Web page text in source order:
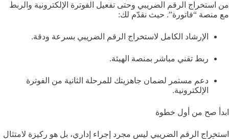
من استخراج الرقم الضريبي وحتى تفعيل الفوترة الإلكترونية والربط
مع منصة “فاتورة”. حيث نقدّم لك:
الإرشاد الكامل لاستخراج الرقم الضريبي بسرعة ودقة.
ربط تقني مباشر بمنصة الهيئة.
دعم مستمر لضمان جاهزيتك للمرحلة الثانية من الفوترة
الإلكترونية.
ابدأ صح من أول خطوة
استخراج الرقم الضريبي ليس مجرد إجراء إداري، بل هو ركيزة لامتثال